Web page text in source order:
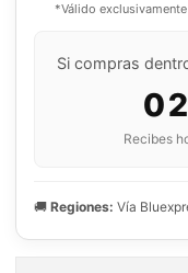
*Válido
Si compras
Recibes
🚚 Regiones: Vía